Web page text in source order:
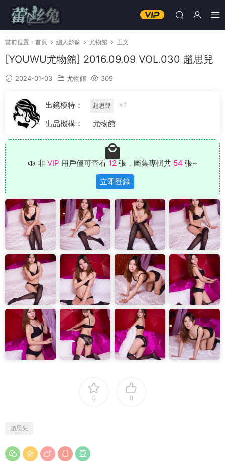
當前位置： 首頁 繡人影像 尤物館 正文
[YOUWU尤物館] 2016.09.09 VOL.030 趙思兒
2024-01-03 尤物館 309
出鏡模特： 趙思兒
×1
出品機構：
尤物館
非 VIP 用戶僅可查看 12 張，圖集專輯共 54 張~
立即登錄
0 0
趙思兒